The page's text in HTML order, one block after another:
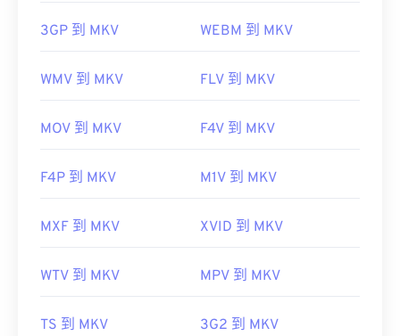
3GP 到 MKV WEBM 到 MKV
WMV 到 MKV FLV 到 MKV
MOV 到 MKV F4V 到 MKV
F4P 到 MKV M1V 到 MKV
MXF 到 MKV XVID 到 MKV
WTV 到 MKV MPV 到 MKV
TS 到 MKV 3G2 到 MKV